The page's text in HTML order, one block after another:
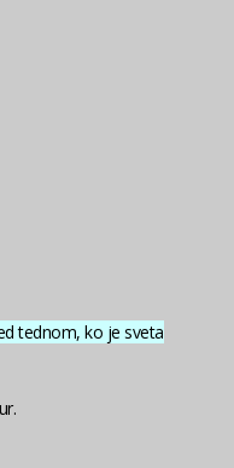
tednom, ko je sveta